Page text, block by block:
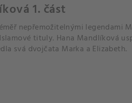
1. část
nepřemožitelnými legendami
tituly. Hana Mandlíková
svá dvojčata Marka a Elizabeth.